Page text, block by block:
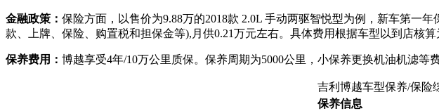
金融政策： 保险方面，以售价为9.88万的2018款 2.0L 手动两驱智悦型为例，新车第一
款、上牌、保险、购置税和担保金等),月供0.21万元左右。具体费用根据车型以到店核算
保养费用： 博越享受4年/10万公里质保。保养周期为5000公里，小保养更换机油机滤等
吉利博越车型保养/保险
保养信息